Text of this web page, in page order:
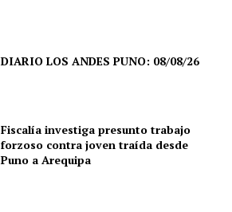
DIARIO LOS ANDES PUNO: 08/08/26
Fiscalía investiga presunto trabajo
forzoso contra joven traída desde
Puno a Arequipa